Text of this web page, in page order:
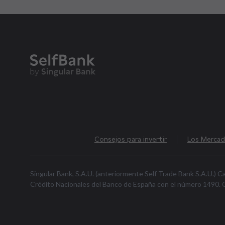
Consejos para invertir Los
Singular Bank, S.A.U. (anteriormente Self Trade Bank S.A.U.)
Crédito Nacionales del Banco de España con el número